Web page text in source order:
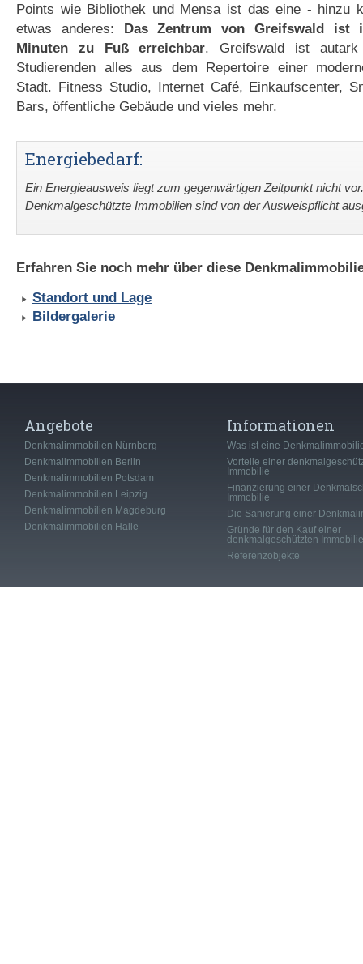
Points wie Bibliothek und Mensa ist das eine - hinzu
etwas anderes: Das Zentrum von Greifswald ist
Minuten zu Fuß erreichbar. Greifswald ist
Studierenden alles aus dem Repertoire einer
Stadt. Fitness Studio, Internet Café, Einkaufscenter,
Bars, öffentliche Gebäude und vieles mehr.
Energiebedarf:
Ein Energieausweis liegt zum gegenwärtigen Zeitpunkt nicht vor.
Denkmalgeschützte Immobilien sind von der Ausweispflicht
Erfahren Sie noch mehr über diese
Standort und Lage
Bildergalerie
Angebote
Denkmalimmobilien Nürnberg
Denkmalimmobilien Berlin
Denkmalimmobilien Potsdam
Denkmalimmobilien Leipzig
Denkmalimmobilien Magdeburg
Denkmalimmobilien Halle
Informationen
Was ist eine
Vorteile einer
Immobilie
Finanzierung einer
Immobilie
Die Sanierung einer
Gründe für den Kauf einer
denkmalgeschützten Immobilie
Referenzobjekte